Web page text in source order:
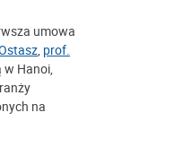
umowa
prof.
Hanoi,
na